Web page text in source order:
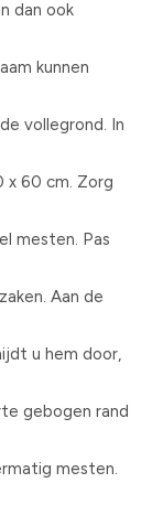
dan ook
kunnen
vollegrond. In
x 60 cm. Zorg
mesten. Pas
Aan de
u hem door,
gebogen rand
mesten.